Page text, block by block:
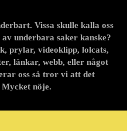
Vissa skulle kalla oss
underbara saker kanske?
prylar, videoklipp, lolcats,
länkar, webb, eller något
oss så tror vi att det
nöje.